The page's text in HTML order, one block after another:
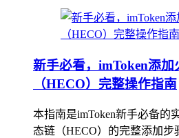
新手必看，imToken添加
（HECO）完整操作指南
本指南是imToken新手必备的
态链（HECO）的完整添加